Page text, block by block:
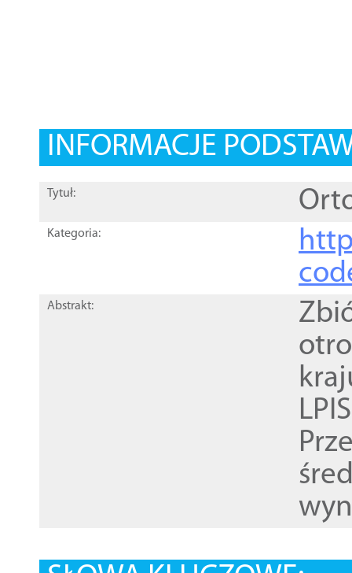
INFORMACJE
Tytuł:
Kategoria:
Abstrakt: